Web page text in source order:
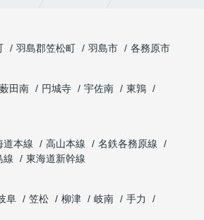
羽島郡笠松町 羽島市
各務原市
薮田南 円城寺 宇佐南
東鶉
道本線 高山本線
名鉄各務原線
線
東海道新幹線
阜 笠松 柳津 岐南
手力